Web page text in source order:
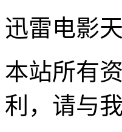
迅雷电影
本站所有
利，请与